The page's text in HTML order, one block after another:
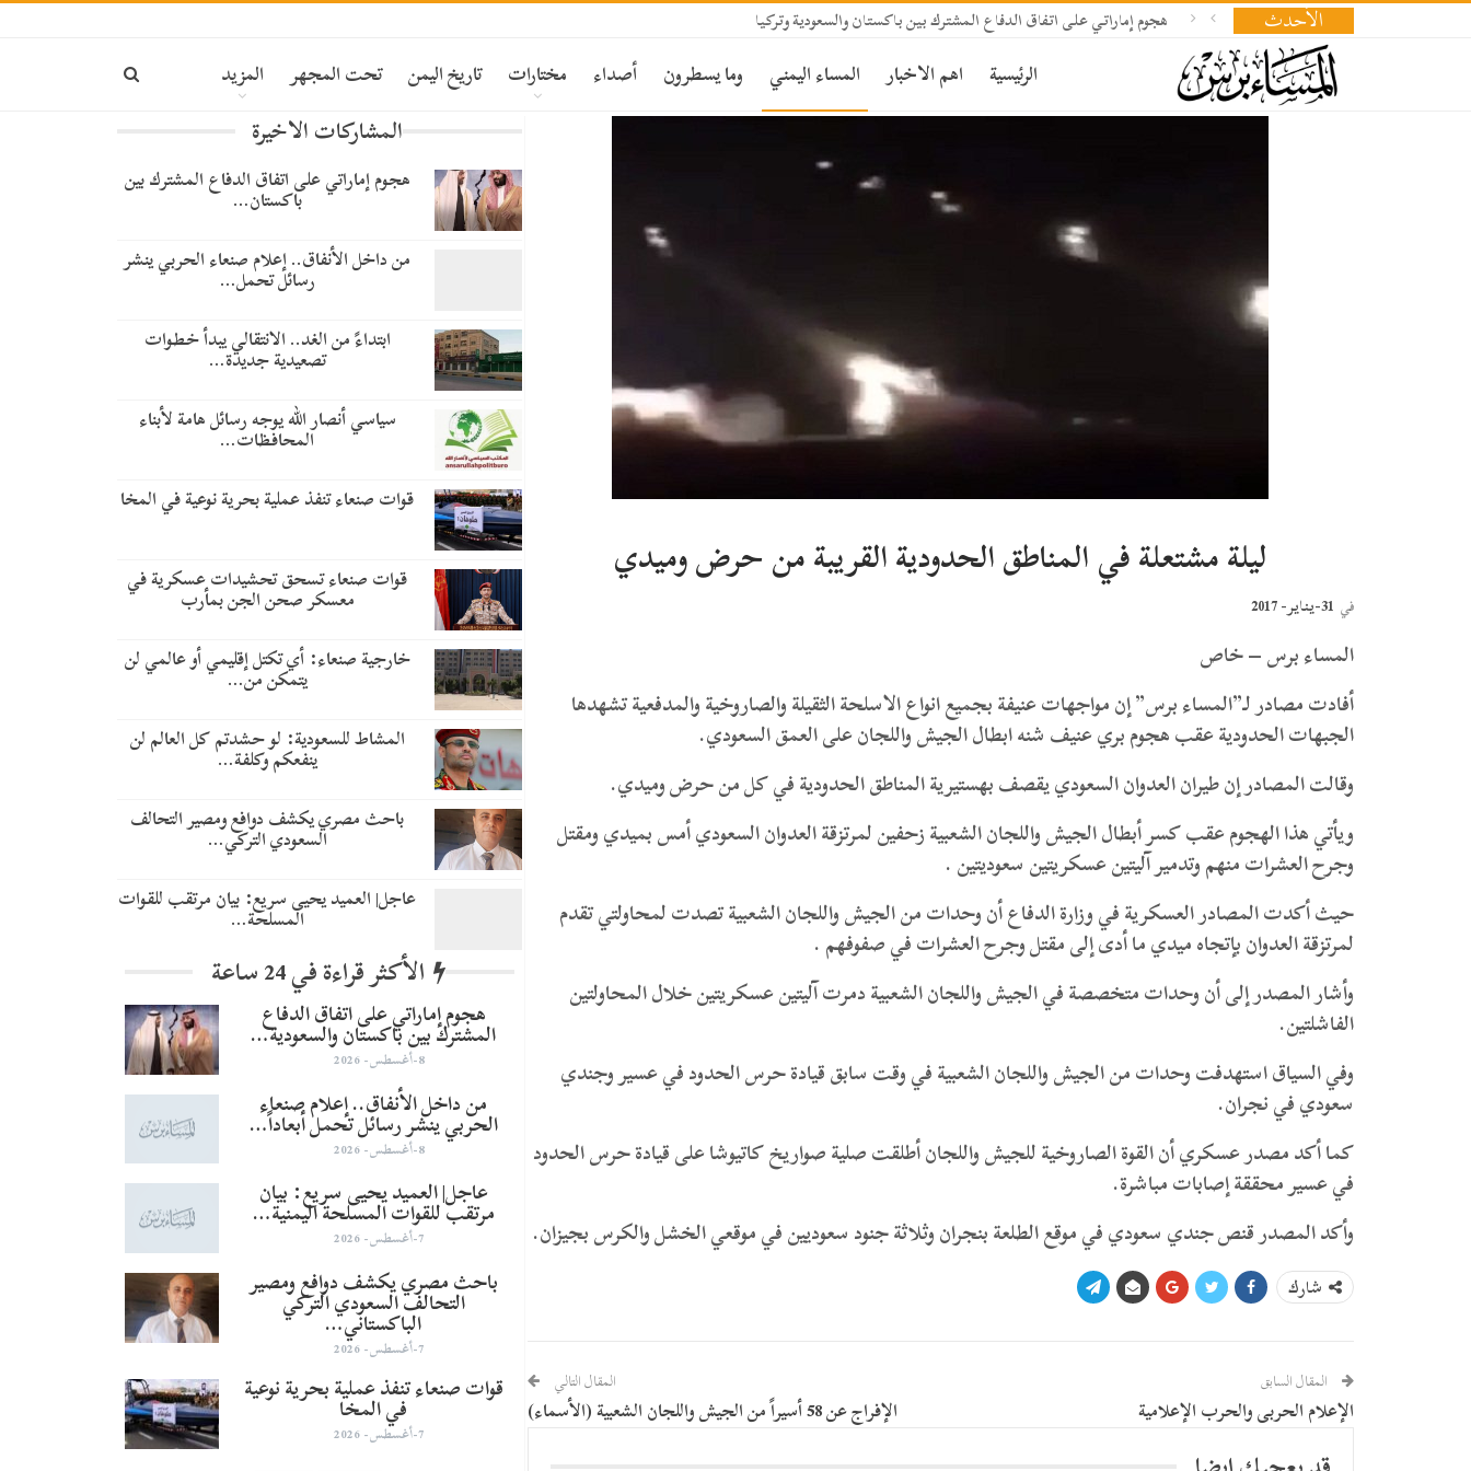
الأحدث هجوم إماراتي على اتفاق الدفاع المشترك بين باكستان والسعودية وتركيا
الرئيسية اهم الاخبار المساء اليمني وما يسطرون أصداء مختارات تاريخ اليمن تحت المجهر المزيد
ليلة مشتعلة في المناطق الحدودية القريبة من حرض وميدي
في 31-يناير- 2017
المساء برس – خاص
أفادت مصادر لـ”المساء برس” إن مواجهات عنيفة بجميع انواع الاسلحة الثقيلة والصاروخية والمدفعية تشهدها
الجبهات الحدودية عقب هجوم بري عنيف شنه ابطال الجيش واللجان على العمق السعودي.
وقالت المصادر إن طيران العدوان السعودي يقصف بهستيرية المناطق الحدودية في كل من حرض وميدي.
ويأتي هذا الهجوم عقب كسر أبطال الجيش واللجان الشعبية زحفين لمرتزقة العدوان السعودي أمس بميدي ومقتل
وجرح العشرات منهم وتدمير آليتين عسكريتين سعوديتين .
حيث أكدت المصادر العسكرية في وزارة الدفاع أن وحدات من الجيش واللجان الشعبية تصدت لمحاولتي تقدم
لمرتزقة العدوان بإتجاه ميدي ما أدى إلى مقتل وجرح العشرات في صفوفهم .
وأشار المصدر إلى أن وحدات متخصصة في الجيش واللجان الشعبية دمرت آليتين عسكريتين خلال المحاولتين
الفاشلتين.
وفي السياق استهدفت وحدات من الجيش واللجان الشعبية في وقت سابق قيادة حرس الحدود في عسير وجندي
سعودي في نجران.
كما أكد مصدر عسكري أن القوة الصاروخية للجيش واللجان أطلقت صلية صواريخ كاتيوشا على قيادة حرس الحدود
في عسير محققة إصابات مباشرة.
وأكد المصدر قنص جندي سعودي في موقع الطلعة بنجران وثلاثة جنود سعوديين في موقعي الخشل والكرس بجيزان.
شارك
المقال السابق
الإعلام الحربى والحرب الإعلامية
المقال التالي
الإفراج عن 58 أسيراً من الجيش واللجان الشعبية (الأسماء)
المشاركات الاخيرة
هجوم إماراتي على اتفاق الدفاع المشترك بين
باكستان…
من داخل الأنفاق.. إعلام صنعاء الحربي ينشر
رسائل تحمل…
​ابتداءً من الغد.. الانتقالي يبدأ خطوات
تصعيدية جديدة…
سياسي أنصار الله يوجه رسائل هامة لأبناء
المحافظات…
قوات صنعاء تنفذ عملية بحرية نوعية في المخا
قوات صنعاء تسحق تحشيدات عسكرية في
معسكر صحن الجن بمأرب
خارجية صنعاء: أي تكتل إقليمي أو عالمي لن
يتمكن من…
المشاط للسعودية: لو حشدتم كل العالم لن
ينفعكم وكلفة…
باحث مصري يكشف دوافع ومصير التحالف
السعودي التركي…
عاجل| العميد يحيى سريع: بيان مرتقب للقوات
المسلحة…
الأكثر قراءة في 24 ساعة
هجوم إماراتي على اتفاق الدفاع
المشترك بين باكستان والسعودية…
8-أغسطس- 2026
من داخل الأنفاق.. إعلام صنعاء
الحربي ينشر رسائل تحمل أبعاداً…
8-أغسطس- 2026
عاجل| العميد يحيى سريع: بيان
مرتقب للقوات المسلحة اليمنية…
7-أغسطس- 2026
باحث مصري يكشف دوافع ومصير
التحالف السعودي التركي
الباكستاني…
7-أغسطس- 2026
قوات صنعاء تنفذ عملية بحرية نوعية
في المخا
7-أغسطس- 2026